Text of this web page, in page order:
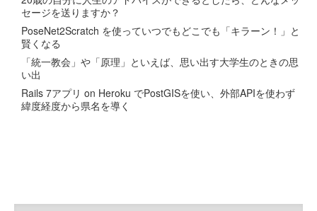
セージを送りますか？
PoseNet2Scratch を使っていつでもどこでも「キラーン！」と
賢くなる
「統一教会」や「原理」といえば、思い出す大学生のときの思
い出
Rails 7アプリ on Heroku でPostGISを使い、外部APIを使わず
緯度経度から県名を導く